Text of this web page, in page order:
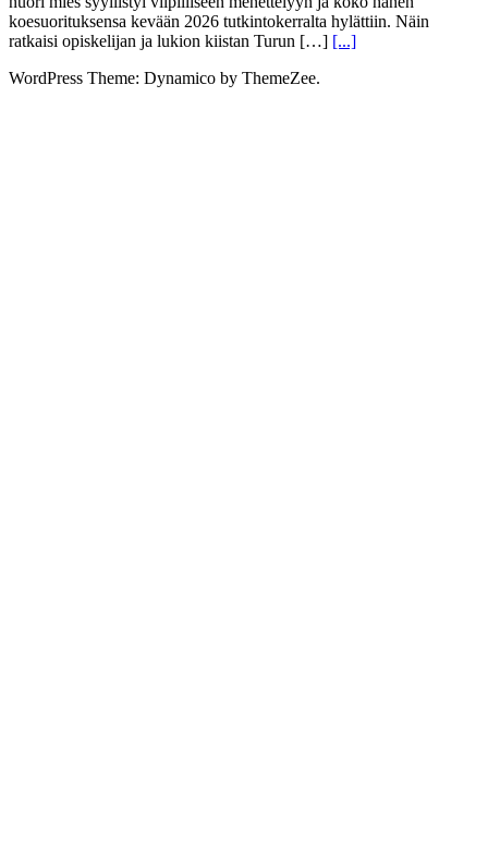
koesuorituksensa kevään 2026 tutkintokerralta hylättiin. Näin
ratkaisi opiskelijan ja lukion kiistan Turun […] [...]
WordPress Theme: Dynamico by ThemeZee.